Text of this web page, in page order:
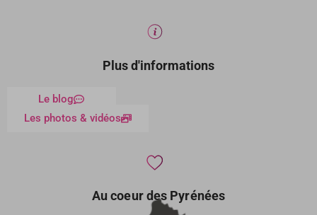
Plus d'informations
Le blog
Les photos & vidéos
Au coeur des Pyrénées